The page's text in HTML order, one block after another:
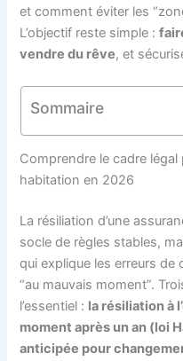
et comment éviter les
L’objectif reste simple :
vendre du rêve, et
Sommaire
Comprendre le cadre
habitation en 2026
La résiliation d’une
socle de règles stables,
qui explique les erreurs de
“au mauvais moment”.
l’essentiel : la résiliation à
moment après un an (loi
anticipée pour